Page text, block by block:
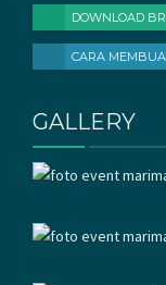
DOWNLOAD
CARA
GALLERY